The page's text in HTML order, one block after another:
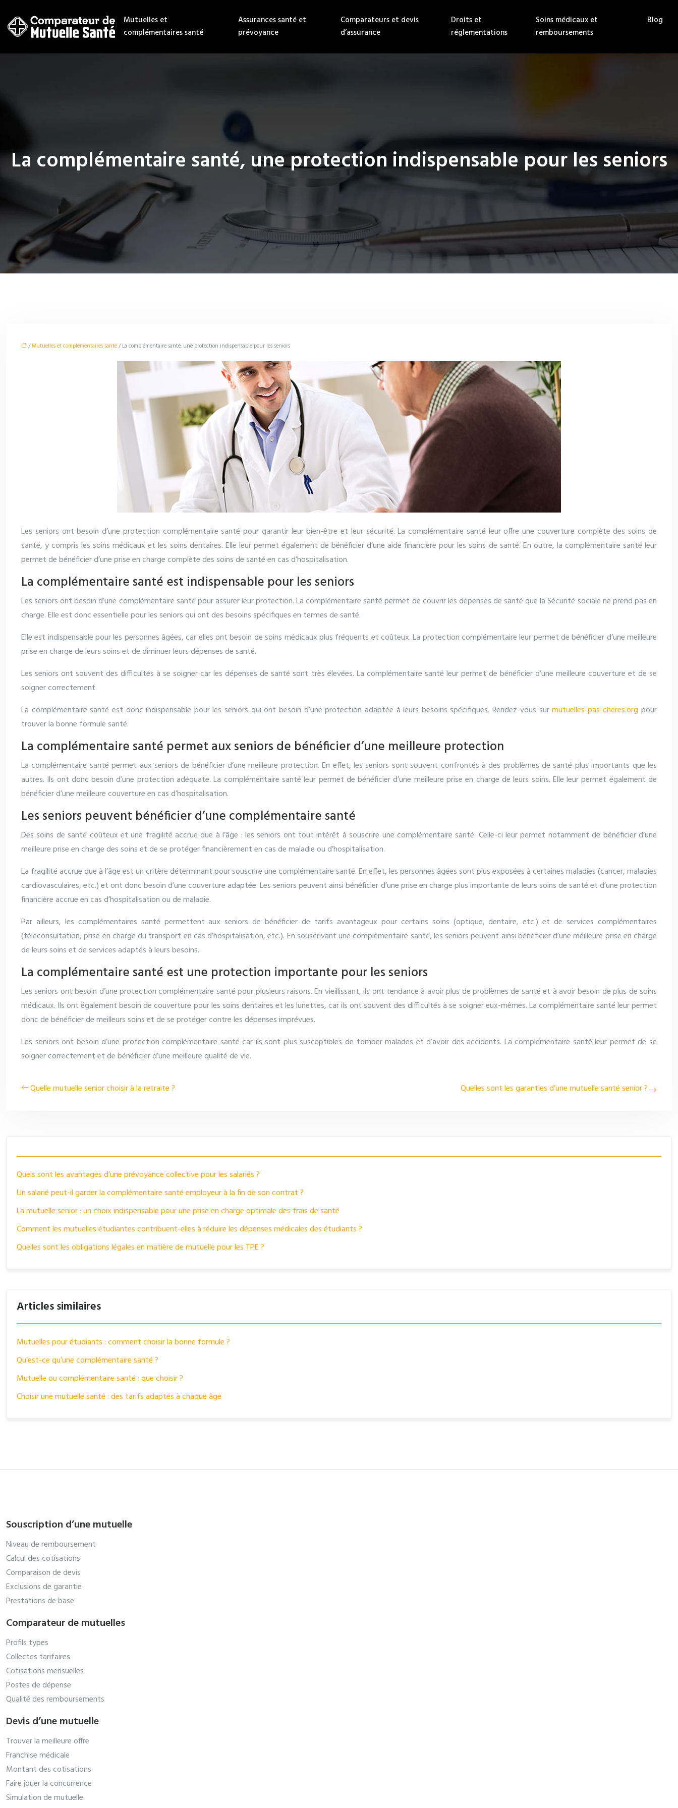
Mutuelles et
complémentaires santé
Assurances santé et
prévoyance
Comparateurs et devis
d’assurance
Droits et
réglementations
Soins médicaux et
remboursements
Blog
La complémentaire santé, une protection indispensable pour les seniors
/Mutuelles et complémentaires santé/ La complémentaire santé, une protection indispensable pour les seniors
Les seniors ont besoin d’une protection complémentaire santé pour garantir leur bien-être et leur sécurité. La complémentaire santé leur offre une couverture complète des soins de
santé, y compris les soins médicaux et les soins dentaires. Elle leur permet également de bénéficier d’une aide financière pour les soins de santé. En outre, la complémentaire santé leur
permet de bénéficier d’une prise en charge complète des soins de santé en cas d’hospitalisation.
La complémentaire santé est indispensable pour les seniors
Les seniors ont besoin d’une complémentaire santé pour assurer leur protection. La complémentaire santé permet de couvrir les dépenses de santé que la Sécurité sociale ne prend pas en
charge. Elle est donc essentielle pour les seniors qui ont des besoins spécifiques en termes de santé.
Elle est indispensable pour les personnes âgées, car elles ont besoin de soins médicaux plus fréquents et coûteux. La protection complémentaire leur permet de bénéficier d’une meilleure
prise en charge de leurs soins et de diminuer leurs dépenses de santé.
Les seniors ont souvent des difficultés à se soigner car les dépenses de santé sont très élevées. La complémentaire santé leur permet de bénéficier d’une meilleure couverture et de se
soigner correctement.
La complémentaire santé est donc indispensable pour les seniors qui ont besoin d’une protection adaptée à leurs besoins spécifiques. Rendez-vous surmutuelles-pas-cheres.org pour
trouver la bonne formule santé.
La complémentaire santé permet aux seniors de bénéficier d’une meilleure protection
La complémentaire santé permet aux seniors de bénéficier d’une meilleure protection. En effet, les seniors sont souvent confrontés à des problèmes de santé plus importants que les
autres. Ils ont donc besoin d’une protection adéquate. La complémentaire santé leur permet de bénéficier d’une meilleure prise en charge de leurs soins. Elle leur permet également de
bénéficier d’une meilleure couverture en cas d’hospitalisation.
Les seniors peuvent bénéficier d’une complémentaire santé
Des soins de santé coûteux et une fragilité accrue due à l’âge : les seniors ont tout intérêt à souscrire une complémentaire santé. Celle-ci leur permet notamment de bénéficier d’une
meilleure prise en charge des soins et de se protéger financièrement en cas de maladie ou d’hospitalisation.
La fragilité accrue due à l’âge est un critère déterminant pour souscrire une complémentaire santé. En effet, les personnes âgées sont plus exposées à certaines maladies (cancer, maladies
cardiovasculaires, etc.) et ont donc besoin d’une couverture adaptée. Les seniors peuvent ainsi bénéficier d’une prise en charge plus importante de leurs soins de santé et d’une protection
financière accrue en cas d’hospitalisation ou de maladie.
Par ailleurs, les complémentaires santé permettent aux seniors de bénéficier de tarifs avantageux pour certains soins (optique, dentaire, etc.) et de services complémentaires
(téléconsultation, prise en charge du transport en cas d’hospitalisation, etc.). En souscrivant une complémentaire santé, les seniors peuvent ainsi bénéficier d’une meilleure prise en charge
de leurs soins et de services adaptés à leurs besoins.
La complémentaire santé est une protection importante pour les seniors
Les seniors ont besoin d’une protection complémentaire santé pour plusieurs raisons. En vieillissant, ils ont tendance à avoir plus de problèmes de santé et à avoir besoin de plus de soins
médicaux. Ils ont également besoin de couverture pour les soins dentaires et les lunettes, car ils ont souvent des difficultés à se soigner eux-mêmes. La complémentaire santé leur permet
donc de bénéficier de meilleurs soins et de se protéger contre les dépenses imprévues.
Les seniors ont besoin d’une protection complémentaire santé car ils sont plus susceptibles de tomber malades et d’avoir des accidents. La complémentaire santé leur permet de se
soigner correctement et de bénéficier d’une meilleure qualité de vie.
Quelle mutuelle senior choisir à la retraite ? Quelles sont les garanties d’une mutuelle santé senior ?
Quels sont les avantages d’une prévoyance collective pour les salariés ?
Un salarié peut-il garder la complémentaire santé employeur à la fin de son contrat ?
La mutuelle senior : un choix indispensable pour une prise en charge optimale des frais de santé
Comment les mutuelles étudiantes contribuent-elles à réduire les dépenses médicales des étudiants ?
Quelles sont les obligations légales en matière de mutuelle pour les TPE ?
Articles similaires
Mutuelles pour étudiants : comment choisir la bonne formule ?
Qu’est-ce qu’une complémentaire santé ?
Mutuelle ou complémentaire santé : que choisir ?
Choisir une mutuelle santé : des tarifs adaptés à chaque âge
Souscription d’une mutuelle
Niveau de remboursement
Calcul des cotisations
Comparaison de devis
Exclusions de garantie
Prestations de base
Comparateur de mutuelles
Profils types
Collectes tarifaires
Cotisations mensuelles
Postes de dépense
Qualité des remboursements
Devis d’une mutuelle
Trouver la meilleure offre
Franchise médicale
Montant des cotisations
Faire jouer la concurrence
Simulation de mutuelle